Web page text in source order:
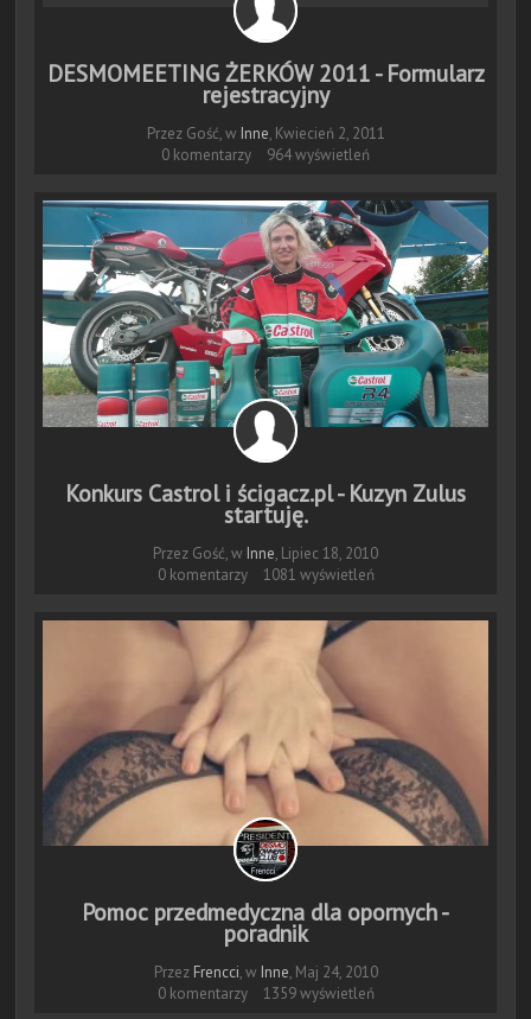
DESMOMEETING ŻERKÓW 2011 - Formularz
rejestracyjny
Przez Gość, w Inne, Kwiecień 2, 2011
0 komentarzy
964 wyświetleń
Konkurs Castrol i ścigacz.pl - Kuzyn Zulus
startuję.
Przez Gość, w Inne, Lipiec 18, 2010
0 komentarzy
1081 wyświetleń
Pomoc przedmedyczna dla opornych -
poradnik
Przez Frencci, w Inne, Maj 24, 2010
0 komentarzy
1359 wyświetleń